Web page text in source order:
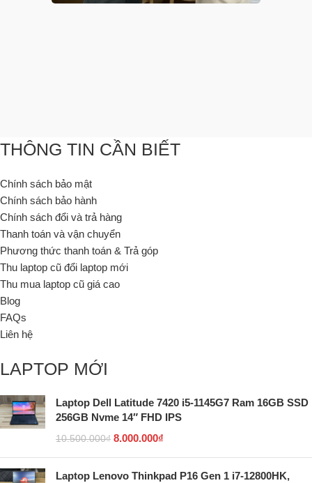
THÔNG TIN CẦN BIẾT
Chính sách bảo mật
Chính sách bảo hành
Chính sách đổi và trả hàng
Thanh toán và vận chuyển
Phương thức thanh toán & Trả góp
Thu laptop cũ đổi laptop mới
Thu mua laptop cũ giá cao
Blog
FAQs
Liên hệ
LAPTOP MỚI
Laptop Dell Latitude 7420 i5-1145G7 Ram 16GB SSD
256GB Nvme 14″ FHD IPS
10.500.000₫ 8.000.000₫
Laptop Lenovo Thinkpad P16 Gen 1 i7-12800HK,